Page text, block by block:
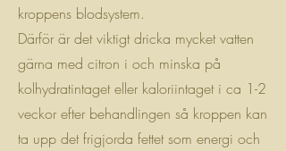
kroppens blodsystem.
Därför är det viktigt dricka mycket vatten
gärna med citron i och minska på
kolhydratintaget eller kaloriintaget i ca 1-2
veckor efter behandlingen så kroppen kan
ta upp det frigjorda fettet som energi och